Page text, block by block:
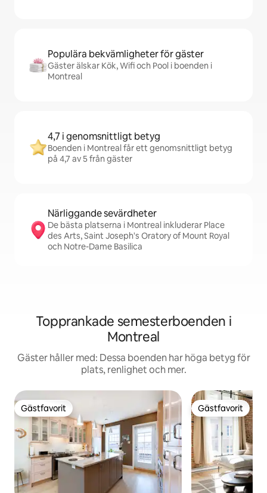
Populära bekvämligheter för gäster
Gäster älskar Kök, Wifi och Pool i boenden i
Montreal
4,7 i genomsnittligt betyg
Boenden i Montreal får ett genomsnittligt betyg
på 4,7 av 5 från gäster
Närliggande sevärdheter
De bästa platserna i Montreal inkluderar Place
des Arts, Saint Joseph's Oratory of Mount Royal
och Notre-Dame Basilica
Topprankade semesterboenden i
Montreal
Gäster håller med: Dessa boenden har höga betyg för
plats, renlighet och mer.
Gästfavorit
Gästfavorit Gästfavorit
Gästfavorit